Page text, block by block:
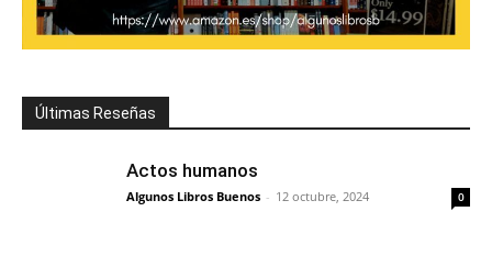
Últimas Reseñas
Actos humanos
Algunos Libros Buenos - 12 octubre, 2024 0